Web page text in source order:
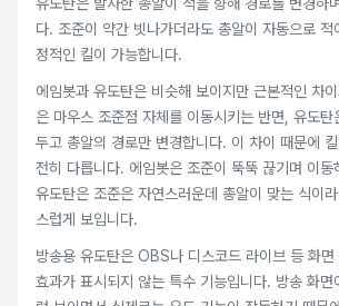
다. 조준이 약간 빗나가더라도 총알이 자동으로
정적인 킬이 가능합니다.
에임봇과 유도탄은 비슷해 보이지만 근본적인 차
은 마우스 조준점 자체를 이동시키는 반면, 유도탄
두고 총알의 경로만 변경합니다. 이 차이 때문에
전히 다릅니다. 에임봇은 조준이 뚝뚝 끊기며 이동
유도탄은 조준은 자연스러운데 총알이 맞는 식이
스럽게 보입니다.
방송용 유도탄은 OBS나 디스코드 라이브 등 화
효과가 표시되지 않는 특수 기능입니다. 방송 화면